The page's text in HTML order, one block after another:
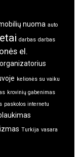
nuoma auto
darbas darbas
el.
kelionės su vaiku
krovinių gabenimas
paskolos internetu
Turkija vasara